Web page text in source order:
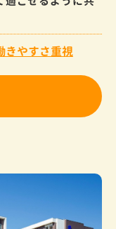
きやすさ重視